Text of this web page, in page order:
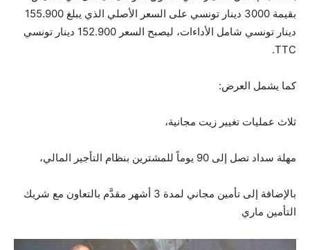
بقيمة 3000 دينار تونسي على السعر الأصلي الذي يبلغ 155.900
دينار تونسي شامل الأداءات، ليصبح السعر 152.900 دينار تونسي
TTC.
كما يشمل العرض:
ثلاث عمليات تغيير زيت مجانية،
مهلة سداد تصل إلى 90 يوماً للمشترين بنظام التأجير المالي،
بالإضافة إلى تأمين مجاني لمدة 3 أشهر مقدَّم بالتعاون مع شريك
التأمين ماري